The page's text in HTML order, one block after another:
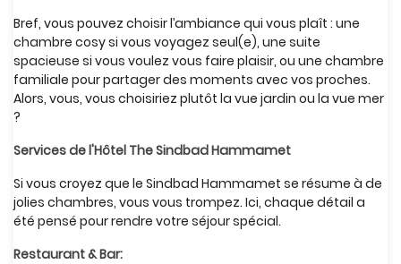
Bref, vous pouvez choisir l’ambiance qui vous plaît : une
chambre cosy si vous voyagez seul(e), une suite
spacieuse si vous voulez vous faire plaisir, ou une chambre
familiale pour partager des moments avec vos proches.
Alors, vous, vous choisiriez plutôt la vue jardin ou la vue mer
?
Services de l'Hôtel The Sindbad Hammamet
Si vous croyez que le Sindbad Hammamet se résume à de
jolies chambres, vous vous trompez. Ici, chaque détail a
été pensé pour rendre votre séjour spécial.
Restaurant & Bar: